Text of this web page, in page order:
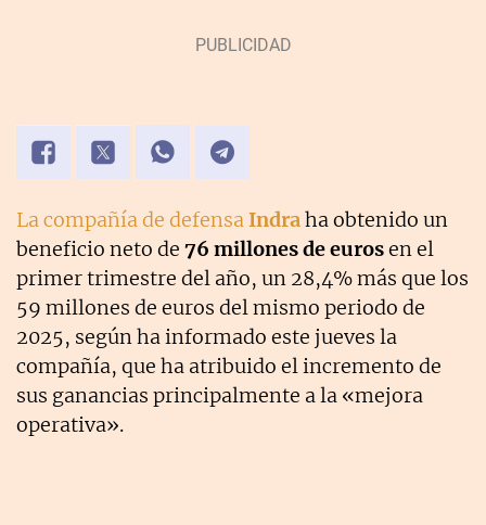
La compañía de defensaIndraha obtenido un
beneficio neto de 76 millones de eurosen el
primer trimestre del año, un 28,4% más que los
59 millones de euros del mismo periodo de
2025, según ha informado este jueves la
compañía, que ha atribuido el incremento de
sus ganancias principalmente a la «mejora
operativa».